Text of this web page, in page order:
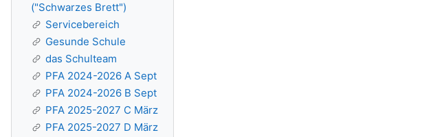
("Schwarzes Brett")
Servicebereich
Gesunde Schule
das Schulteam
PFA 2024-2026 A Sept
PFA 2024-2026 B Sept
PFA 2025-2027 C März
PFA 2025-2027 D März